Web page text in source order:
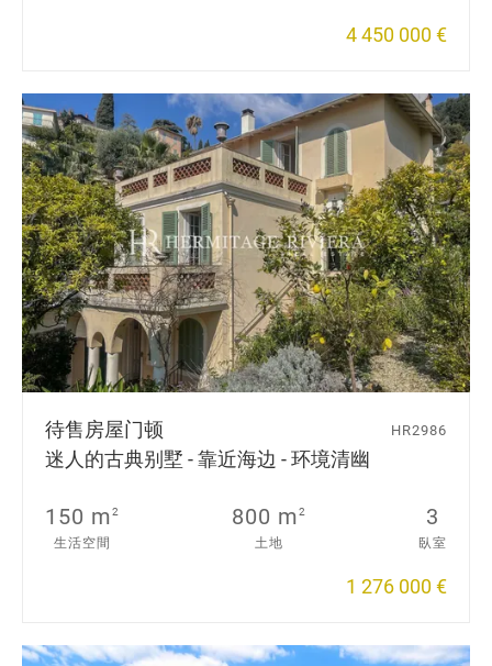
4 450 000 €
待售房屋门顿
迷人的古典别墅 - 靠近海边 - 环境清幽
HR2986
150 m2
生活空間
800 m2
土地
3
臥室
1 276 000 €